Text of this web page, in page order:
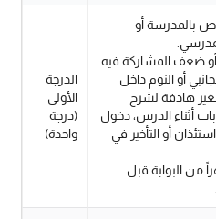
بالمدرسة أو
ضعف المشاركة فيه.
أو النوم داخل
هادفة لشرح
أثناء الدرس، دخول
أو التأخير في
من البوابة قبل
الدرجة
الأولى
(درجة
واحدة)